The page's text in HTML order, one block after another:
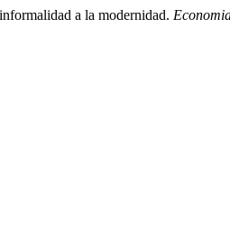
a la modernidad.